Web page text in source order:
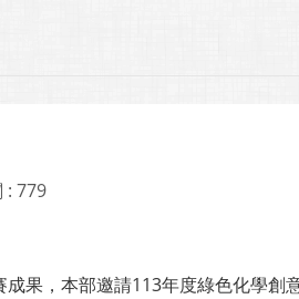
: 779
果，本部邀請113年度綠色化學創